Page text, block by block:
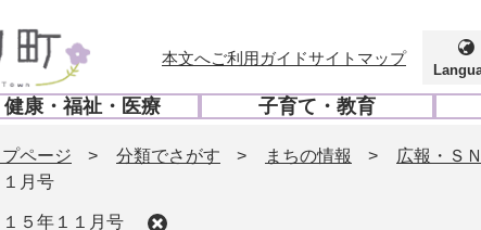
本文へご利用ガイドサイトマップ
健康・福祉・医療
開
く
子育て・教育
開
く
プページ > 分類でさがす > まちの情報 > 広報・Ｓ
月号
１５年１１月号